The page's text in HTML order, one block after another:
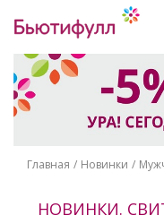
Главная Новинки
НОВИНКИ.